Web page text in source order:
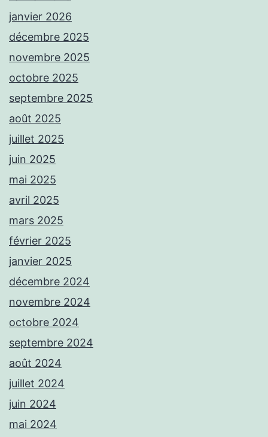
janvier 2026
décembre 2025
novembre 2025
octobre 2025
septembre 2025
août 2025
juillet 2025
juin 2025
mai 2025
avril 2025
mars 2025
février 2025
janvier 2025
décembre 2024
novembre 2024
octobre 2024
septembre 2024
août 2024
juillet 2024
juin 2024
mai 2024